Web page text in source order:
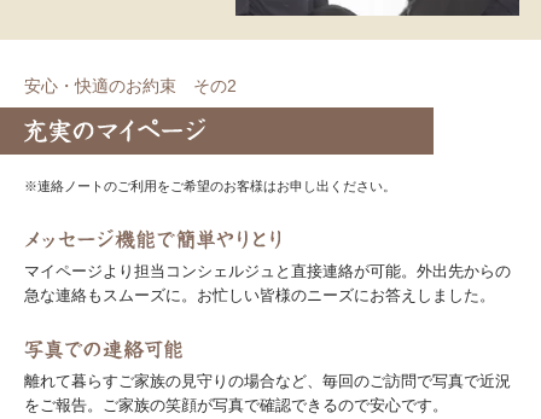
安心・快適のお約束 その2
※連絡ノートのご利用をご希望のお客様はお申し出ください。
マイページより担当コンシェルジュと直接連絡が可能。外出先からの
急な連絡もスムーズに。お忙しい皆様のニーズにお答えしました。
離れて暮らすご家族の見守りの場合など、毎回のご訪問で写真で近況
をご報告。ご家族の笑顔が写真で確認できるので安心です。